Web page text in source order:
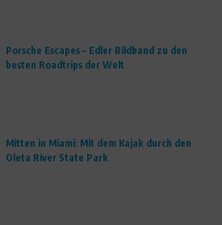
Porsche Escapes – Edler Bildband zu den
besten Roadtrips der Welt
Mitten in Miami: Mit dem Kajak durch den
Oleta River State Park